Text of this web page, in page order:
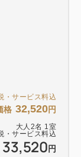
・サービス料込
格 32,520円
大人 2名 1 室
・サービス料込
33,520 円